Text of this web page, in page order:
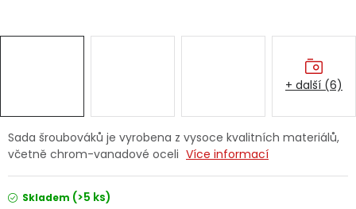
Značky
Sada šroubováků je vyrobena z vysoce kvalitních materiálů,
včetně chrom-vanadové oceli Více informací
Skladem (>5 ks)
+ další (6)